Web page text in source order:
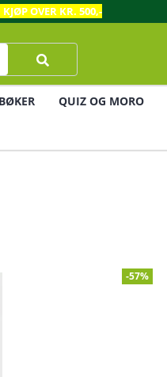
KJØP OVER KR. 500,-
BØKER QUIZ OG MORO
-57%